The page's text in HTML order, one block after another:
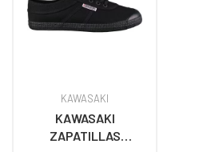
KAWASAKI
KAWASAKI
ZAPATILLAS